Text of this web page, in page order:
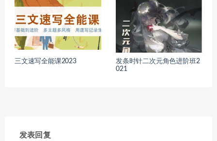
三文速写全能课2023
发条时针二次元角色进阶班2
021
发表回复